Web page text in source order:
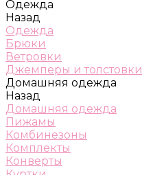
Одежда
Назад
Одежда
Брюки
Ветровки
Джемперы и толстовки
Домашняя одежда
Назад
Домашняя одежда
Пижамы
Комбинезоны
Комплекты
Конверты